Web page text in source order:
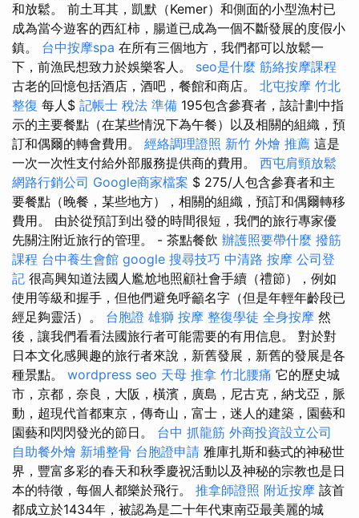
和放鬆。 前土耳其，凱默（Kemer）和側面的小型漁村已
成為當今遊客的西紅柿，腸道已成為一個不斷發展的度假小
鎮。 台中按摩spa 在所有三個地方，我們都可以放鬆一
下，前漁民想致力於娛樂客人。 seo是什麼 筋絡按摩課程
古老的回憶包括酒店，酒吧，餐館和商店。 北屯按摩 竹北
整復 每人$ 記帳士 稅法 準備 195包含參賽者，該計劃中指
示的主要餐點（在某些情況下為午餐）以及相關的組織，預
訂和偶爾的轉會費用。 經絡調理證照 新竹 外燴 推薦 這是
一次一次性支付給外部服務提供商的費用。 西屯肩頸放鬆
網路行銷公司 Google商家檔案 $ 275/人包含參賽者和主
要餐點（晚餐，某些地方），相關的組織，預訂和偶爾轉移
費用。 由於從預訂到出發的時間很短，我們的旅行專家優
先關注附近旅行的管理。 - 茶點餐飲 辦護照要帶什麼 撥筋
課程 台中養生會館 google 搜尋技巧 中清路 按摩 公司登
記 很高興知道法國人尷尬地照顧社會手續（禮節），例如
使用等級和握手，但他們避免呼籲名字（但是年輕年齡段已
經足夠靈活）。 台胞證 雄獅 按摩 整復學徒 全身按摩 然
後，讓我們看看法國旅行者可能需要的有用信息。 對於對
日本文化感興趣的旅行者來說，新舊發展，新舊的發展是各
種景點。 wordpress seo 天母 推拿 竹北腰痛 它的歷史城
市，京都，奈良，大阪，橫濱，廣島，尼古克，納戈亞，脈
動，超現代首都東京，傳奇山，富士，迷人的建築，園藝和
園藝和閃閃發光的節日。 台中 抓龍筋 外商投資設立公司
自助餐外燴 新埔整骨 台胞證申請 雅庫扎斯和藝式的神秘世
界，豐富多彩的春天和秋季慶祝活動以及神秘的宗教也是日
本的特徵，每個人都樂於飛行。 推拿師證照 附近按摩 該首
都成立於1434年，被認為是二十年代東南亞最美麗的城